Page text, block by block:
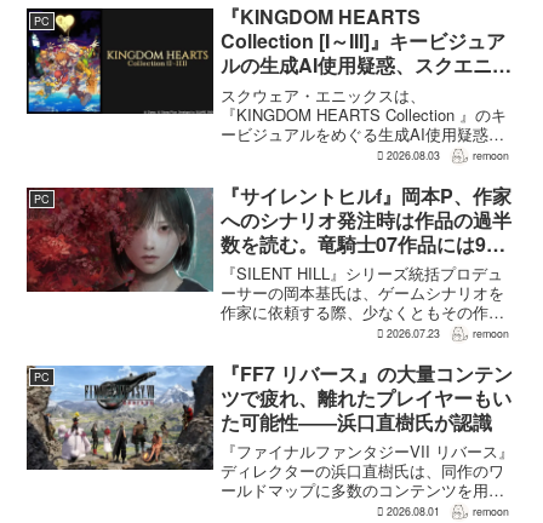
ケーブルを取り外す必要がある。この
改...
PC
『KINGDOM HEARTS
Collection [I～III]』キービジュア
ルの生成AI使用疑惑、スクエニが
否定――不自然な描写は「人為的
ミス」
スクウェア・エニックスは、
『KINGDOM HEARTS Collection 』のキ
ービジュアルをめぐる生成AI使用疑惑に
ついて、問題となったアセットは開発チ
不自然な箇所は「人為的ミス」によるも
のだと...
2026.08.03 remoon
PC
『サイレントヒルf』岡本P、作家
へのシナリオ発注時は作品の過半
数を読む。竜騎士07作品には9割
以上目を通す
『SILENT HILL』シリーズ統括プロデュ
ーサーの岡本基氏は、ゲームシナリオを
作家に依頼する際、少なくともその作家
の作品の過半数に目を通すという。作家
たうえで物語を任せるためだ。電ファミ
ニコゲーマーが...
2026.07.23 remoon
PC
『FF7 リバース』の大量コンテン
ツで疲れ、離れたプレイヤーもい
た可能性――浜口直樹氏が認識
『ファイナルファンタジーVII リバース』
ディレクターの浜口直樹氏は、同作のワ
ールドマップに多数のコンテンツを用意
したことで、一部のプレイヤーが疲れを
2026.08.01 remoon